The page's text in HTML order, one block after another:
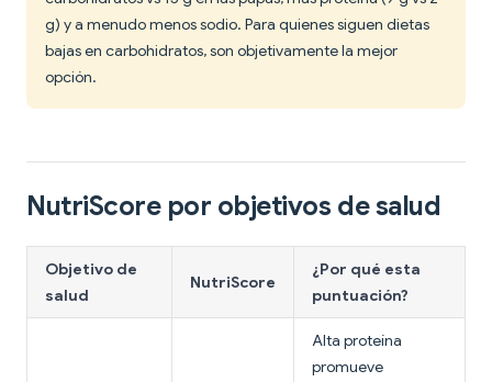
g) y a menudo menos sodio. Para quienes siguen dietas
bajas en carbohidratos, son objetivamente la mejor
opción.
NutriScore por objetivos de salud
Objetivo de
salud
NutriScore
¿Por qué esta
puntuación?
Alta proteína
promueve